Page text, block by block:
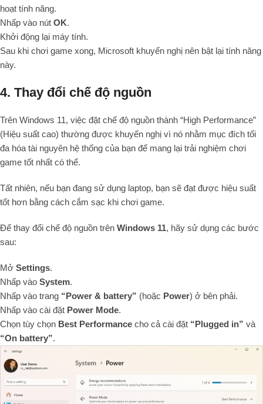
hoạt tính năng.
Nhấp vào nút OK.
Khởi động lại máy tính.
Sau khi chơi game xong, Microsoft khuyến nghị nên bật lại tính năng
này.
4. Thay đổi chế độ nguồn
Trên Windows 11, việc đặt chế độ nguồn thành “High Performance”
(Hiệu suất cao) thường được khuyến nghị vì nó nhằm mục đích tối
đa hóa tài nguyên hệ thống của bạn để mang lại trải nghiệm chơi
game tốt nhất có thể.
Tất nhiên, nếu bạn đang sử dụng laptop, bạn sẽ đạt được hiệu suất
tốt hơn bằng cách cắm sạc khi chơi game.
Để thay đổi chế độ nguồn trên Windows 11, hãy sử dụng các bước
sau:
Mở Settings.
Nhấp vào System.
Nhấp vào trang “Power & battery” (hoặc Power) ở bên phải.
Nhấp vào cài đặt Power Mode.
Chọn tùy chọn Best Performance cho cả cài đặt “Plugged in” và
“On battery”.